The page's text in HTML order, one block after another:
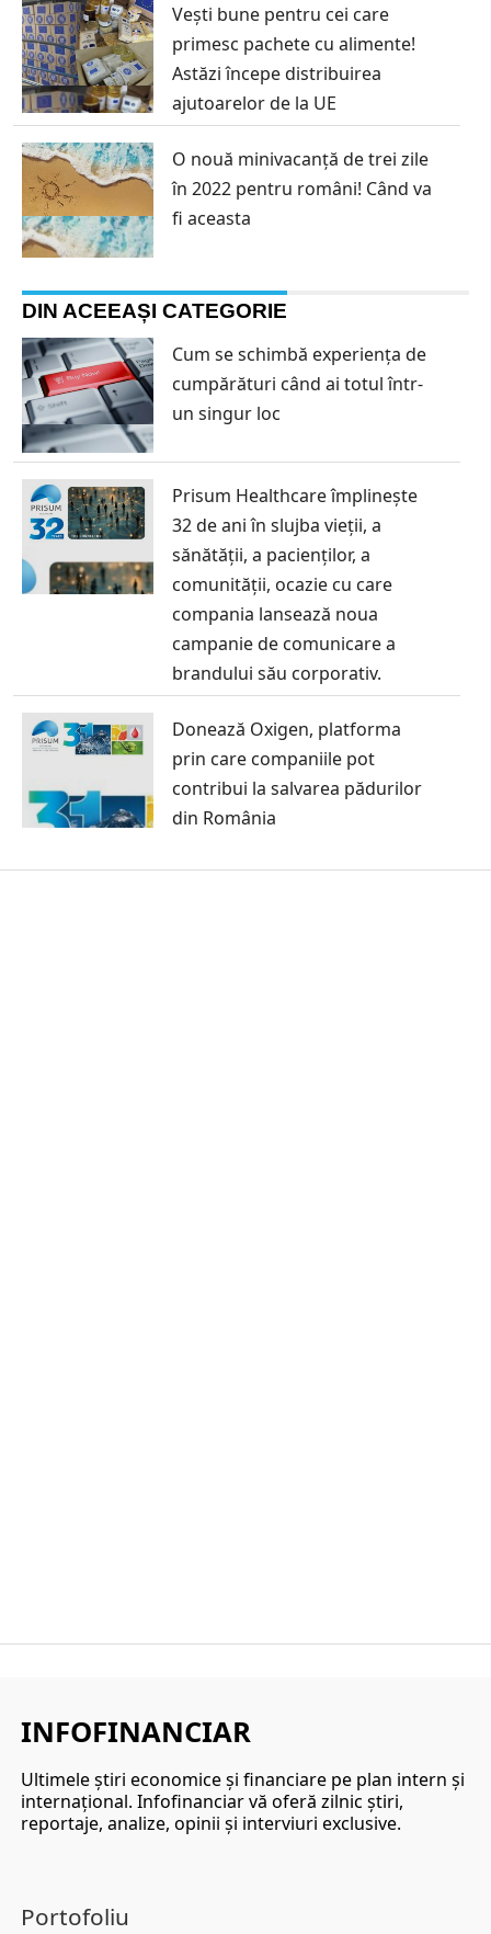
Vești bune pentru cei care
primesc pachete cu alimente!
Astăzi începe distribuirea
ajutoarelor de la UE
O nouă minivacanță de trei zile
în 2022 pentru români! Când va
fi aceasta
DIN ACEEAȘI CATEGORIE
Cum se schimbă experiența de
cumpărături când ai totul într-
un singur loc
Prisum Healthcare împlinește
32 de ani în slujba vieții, a
sănătății, a pacienților, a
comunității, ocazie cu care
compania lansează noua
campanie de comunicare a
brandului său corporativ.
Donează Oxigen, platforma
prin care companiile pot
contribui la salvarea pădurilor
din România
INFOFINANCIAR
Ultimele ştiri economice şi financiare pe plan intern şi
internaţional. Infofinanciar vă oferă zilnic ştiri,
reportaje, analize, opinii şi interviuri exclusive.
Portofoliu